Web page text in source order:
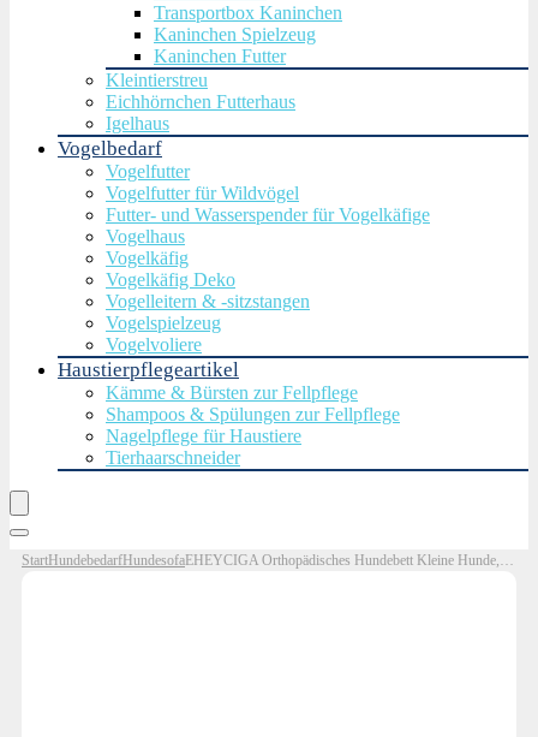
Transportbox Kaninchen
Kaninchen Spielzeug
Kaninchen Futter
Kleintierstreu
Eichhörnchen Futterhaus
Igelhaus
Vogelbedarf
Vogelfutter
Vogelfutter für Wildvögel
Futter- und Wasserspender für Vogelkäfige
Vogelhaus
Vogelkäfig
Vogelkäfig Deko
Vogelleitern & -sitzstangen
Vogelspielzeug
Vogelvoliere
Haustierpflegeartikel
Kämme & Bürsten zur Fellpflege
Shampoos & Spülungen zur Fellpflege
Nagelpflege für Haustiere
Tierhaarschneider
StartHundebedarfHundesofaEHEYCIGA Orthopädisches Hundebett Kleine Hunde, Memory Foam Hundekorb Mittelgroße Hunde, Waschbar Hundesofa Wasserdicht rutschfest, Hundecouch mit Hohem Rand